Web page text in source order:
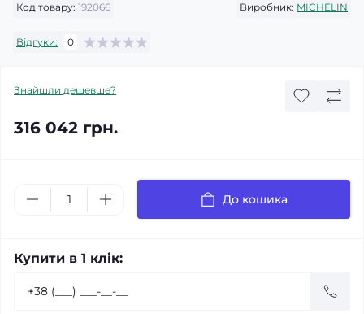
Код товару: 192066 Виробник: MICHELIN
Відгуки: 0
Знайшли дешевше?
316 042 грн.
До кошика
Купити в 1 клік: